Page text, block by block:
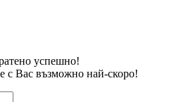
успешно!
с Вас възможно най-скоро!